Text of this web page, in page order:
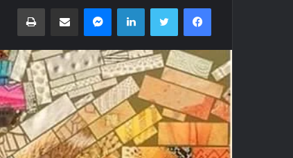
فيسبوك تويتر لينكدإن ماسنجر مشاركة عبر البريد طباعة